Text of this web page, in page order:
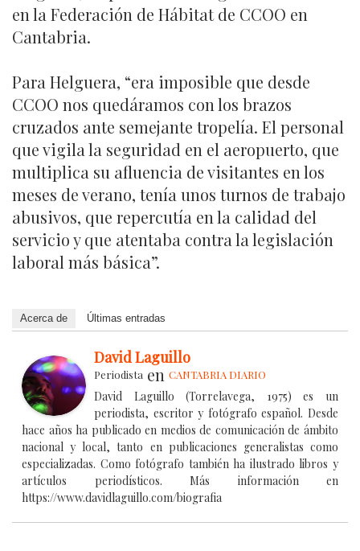
en la Federación de Hábitat de CCOO en
Cantabria.
Para Helguera, “era imposible que desde
CCOO nos quedáramos con los brazos
cruzados ante semejante tropelía. El personal
que vigila la seguridad en el aeropuerto, que
multiplica su afluencia de visitantes en los
meses de verano, tenía unos turnos de trabajo
abusivos, que repercutía en la calidad del
servicio y que atentaba contra la legislación
laboral más básica”.
Acerca de Últimas entradas
David Laguillo
Periodista en CANTABRIA DIARIO
David Laguillo (Torrelavega, 1975) es un
periodista, escritor y fotógrafo español. Desde
hace años ha publicado en medios de comunicación de ámbito
nacional y local, tanto en publicaciones generalistas como
especializadas. Como fotógrafo también ha ilustrado libros y
artículos periodísticos. Más información en
https://www.davidlaguillo.com/biografia